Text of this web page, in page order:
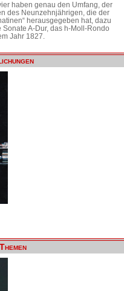
haben genau den Umfang, der
des Neunzehnjährigen, die der
herausgegeben hat, dazu
Sonate A-Dur, das h-Moll-Rondo
Jahr 1827.